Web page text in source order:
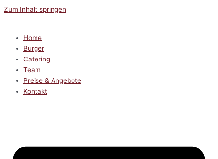
Zum Inhalt springen
Home
Burger
Catering
Team
Preise & Angebote
Kontakt